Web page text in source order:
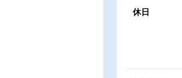
休日